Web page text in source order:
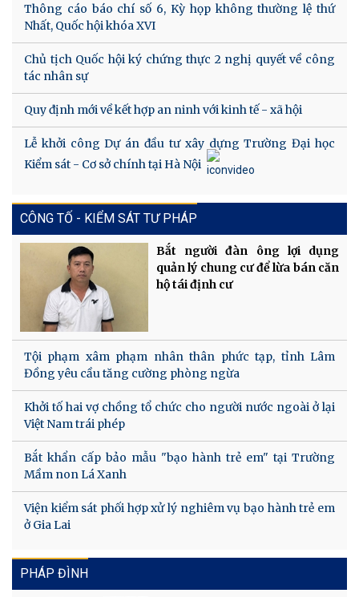
Thông cáo báo chí số 6, Kỳ họp không thường lệ thứ
Nhất, Quốc hội khóa XVI
Chủ tịch Quốc hội ký chứng thực 2 nghị quyết về công
tác nhân sự
Quy định mới về kết hợp an ninh với kinh tế - xã hội
Lễ khởi công Dự án đầu tư xây dựng Trường Đại học
Kiểm sát - Cơ sở chính tại Hà Nội
CÔNG TỐ - KIỂM SÁT TƯ PHÁP
Bắt người đàn ông lợi dụng
quản lý chung cư để lừa bán căn
hộ tái định cư
Tội phạm xâm phạm nhân thân phức tạp, tỉnh Lâm
Đồng yêu cầu tăng cường phòng ngừa
Khởi tố hai vợ chồng tổ chức cho người nước ngoài ở lại
Việt Nam trái phép
Bắt khẩn cấp bảo mẫu "bạo hành trẻ em" tại Trường
Mầm non Lá Xanh
Viện kiểm sát phối hợp xử lý nghiêm vụ bạo hành trẻ em
ở Gia Lai
PHÁP ĐÌNH